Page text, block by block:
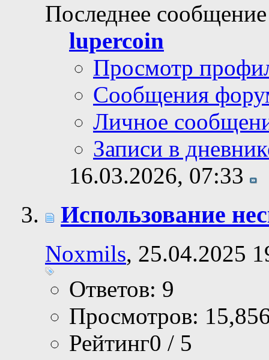
Последнее
lupercoin
Просмотр
Сообщения
Личное
Записи в
16.03.2026, 07:33
Использование
Noxmils, 25.04.2025
Ответов: 9
Просмотров:
Рейтинг0 / 5